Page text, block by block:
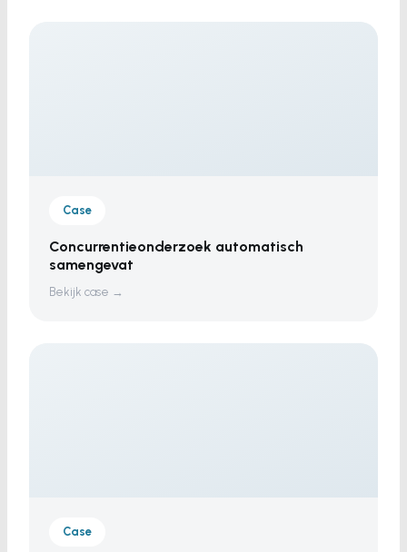
Case
Concurrentieonderzoek automatisch
samengevat
Bekijk case →
Case